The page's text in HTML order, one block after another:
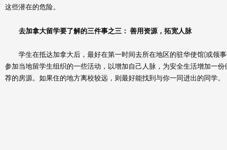
这些潜在的危险。
去加拿大留学要了解的三件事之三： 善用资源，拓宽人脉
学生在抵达加拿大后，最好在第一时间去所在地区的驻华使馆(或领
参加当地留学生组织的一些活动，以增加自己人脉，为安全生活增加一
荐的房源。如果住的地方离校较远，则最好能找到与你一同进出的同学。